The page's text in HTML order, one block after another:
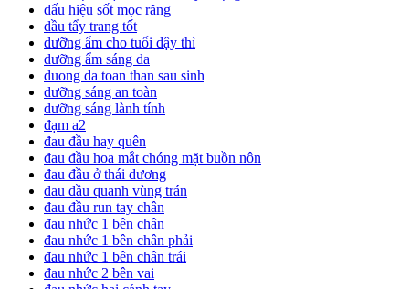
dấu hiệu sốt mọc răng
dầu tẩy trang tốt
dưỡng ẩm cho tuổi dậy thì
dưỡng ẩm sáng da
duong da toan than sau sinh
dưỡng sáng an toàn
dưỡng sáng lành tính
đạm a2
đau đầu hay quên
đau đầu hoa mắt chóng mặt buồn nôn
đau đầu ở thái dương
đau đầu quanh vùng trán
đau đầu run tay chân
đau nhức 1 bên chân
đau nhức 1 bên chân phải
đau nhức 1 bên chân trái
đau nhức 2 bên vai